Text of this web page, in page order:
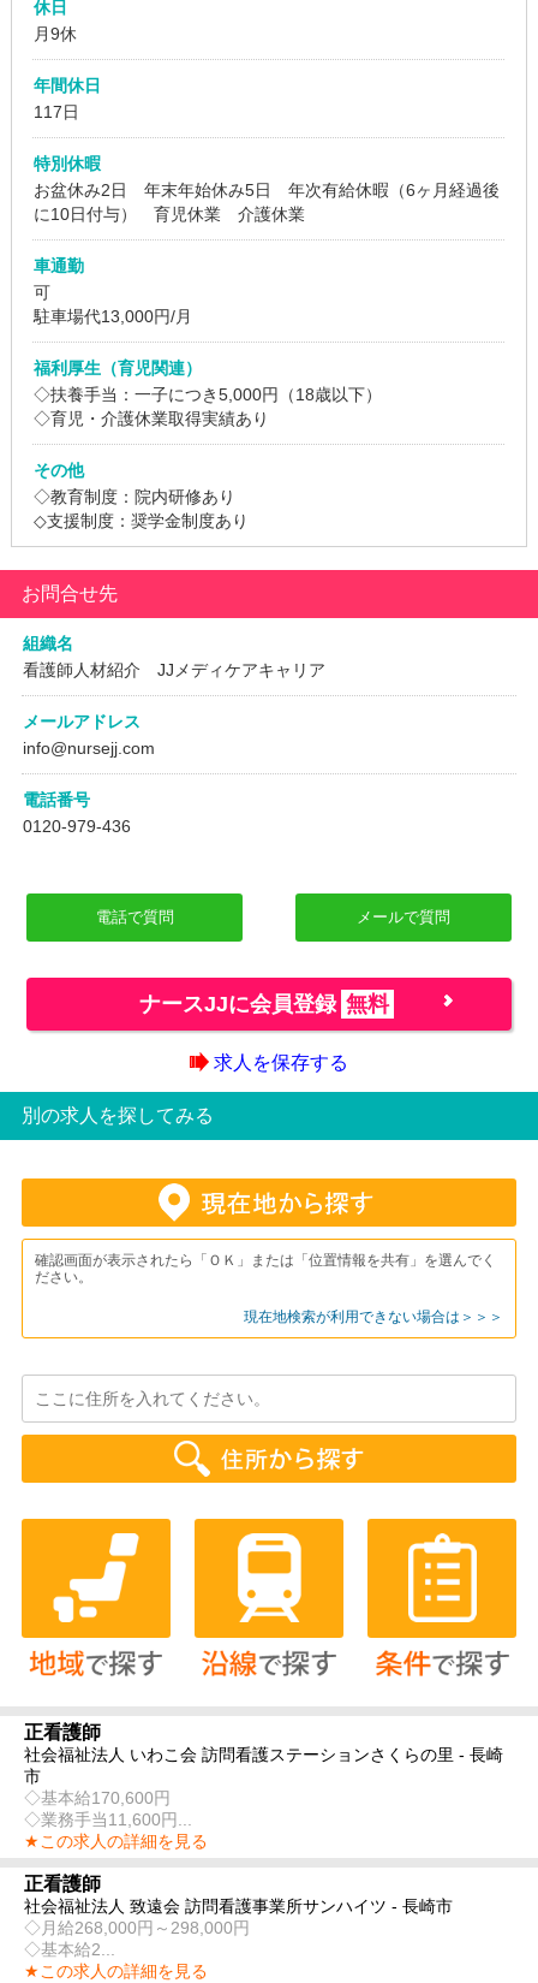
休日
月9休
年間休日
117日
特別休暇
お盆休み2日 年末年始休み5日 年次有給休暇（6ヶ月経過後
に10日付与） 育児休業 介護休業
車通勤
可
駐車場代13,000円/月
福利厚生（育児関連）
◇扶養手当：一子につき5,000円（18歳以下）
◇育児・介護休業取得実績あり
その他
◇教育制度：院内研修あり
◇支援制度：奨学金制度あり
お問合せ先
組織名
看護師人材紹介 JJメディケアキャリア
メールアドレス
info@nursejj.com
電話番号
0120-979-436
電話で質問 メールで質問
ナースJJに会員登録 無料
求人を保存する
別の求人を探してみる
確認画面が表示されたら「ＯＫ」または「位置情報を共有」を選んでく
ださい。
現在地検索が利用できない場合は＞＞＞
正看護師
社会福祉法人 いわこ会 訪問看護ステーションさくらの里 - 長崎
市
◇基本給170,600円
◇業務手当11,600円...
★この求人の詳細を見る
正看護師
社会福祉法人 致遠会 訪問看護事業所サンハイツ - 長崎市
◇月給268,000円～298,000円
◇基本給2...
★この求人の詳細を見る